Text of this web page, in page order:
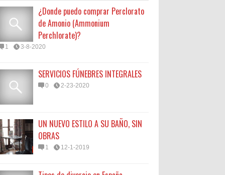
¿Donde puedo comprar Perclorato
de Amonio (Ammonium
Perchlorate)?
1 3-8-2020
SERVICIOS FÚNEBRES INTEGRALES
0 2-23-2020
UN NUEVO ESTILO A SU BAÑO, SIN
OBRAS
1 12-1-2019